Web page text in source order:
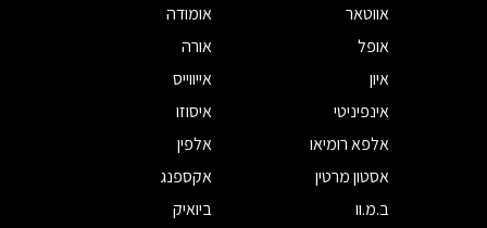
אווטאר
אומודה
אופל
אורה
איון
אייווייס
אינפיניטי
איסוזו
אלפא רומיאו
אלפין
אסטון מרטין
אקספנג
ב.מ.וו
ביואיק